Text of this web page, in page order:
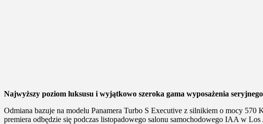
Najwyższy poziom luksusu i wyjątkowo szeroka gama wyposażenia
Odmiana bazuje na modelu Panamera Turbo S Executive z silnikiem o mocy
premiera odbędzie się podczas listopadowego salonu samochodowego IAA w Los